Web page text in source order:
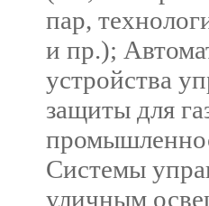
пар,
и пр.);
устройства
защиты для
Системы
уличным